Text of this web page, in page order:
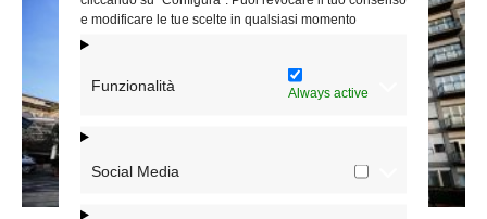
e modificare le tue scelte in qualsiasi momento
Funzionalità Always active
Social Media